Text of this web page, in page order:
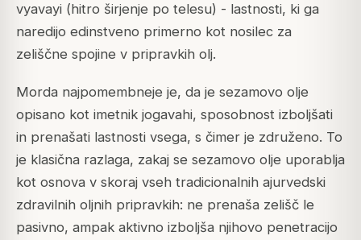
vyavayi (hitro širjenje po telesu) - lastnosti, ki ga
naredijo edinstveno primerno kot nosilec za
zeliščne spojine v pripravkih olj.
Morda najpomembneje je, da je sezamovo olje
opisano kot imetnik jogavahi, sposobnost izboljšati
in prenašati lastnosti vsega, s čimer je združeno. To
je klasična razlaga, zakaj se sezamovo olje uporablja
kot osnova v skoraj vseh tradicionalnih ajurvedski
zdravilnih oljnih pripravkih: ne prenaša zelišč le
pasivno, ampak aktivno izboljša njihovo penetracijo